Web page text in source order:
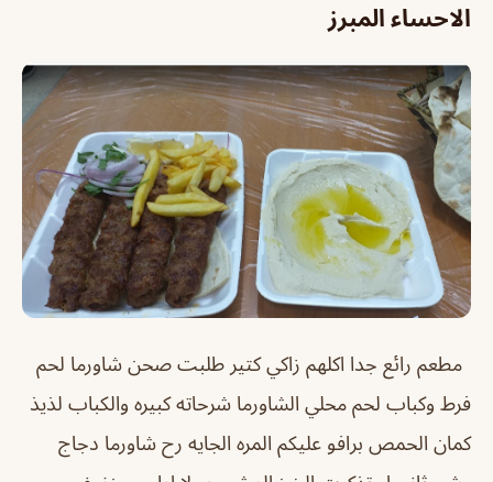
الاحساء المبرز
مطعم رائع جدا اكلهم زاكي كتير طلبت صحن شاورما لحم
فرط وكباب لحم محلي الشاورما شرحاته كبيره والكباب لذيذ
كمان الحمص برافو عليكم المره الجايه رح شاورما دجاج